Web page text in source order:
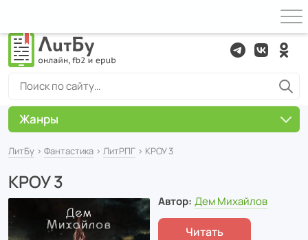
ЛитБу › Фантастика › ЛитРПГ › КРОУ 3
КРОУ 3
Автор: Дем Михайлов
Читать
Жанры